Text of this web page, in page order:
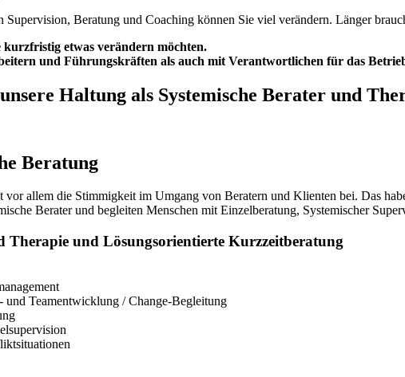
Beratung und Coaching können Sie viel verändern. Länger
kurzfristig etwas verändern möchten.
und Führungskräften als auch mit Verantwortlichen für das
Haltung als Systemische Berater und
Beratung
allem die Stimmigkeit im Umgang von Beratern und Klienten bei. Das
Berater und begleiten Menschen mit Einzelberatung, Systemischer
Therapie und Lösungsorientierte Kurzzeitberatung
und Teamentwicklung / Change-Begleitung